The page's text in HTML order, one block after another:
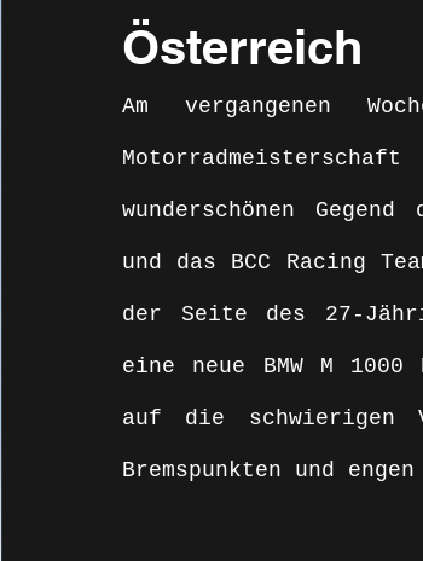
Österreich
Am vergangenen
wunderschönen
und das BCC Racing
der Seite des 27-
eine neue BMW M
auf die schwierigen
Bremspunkten und